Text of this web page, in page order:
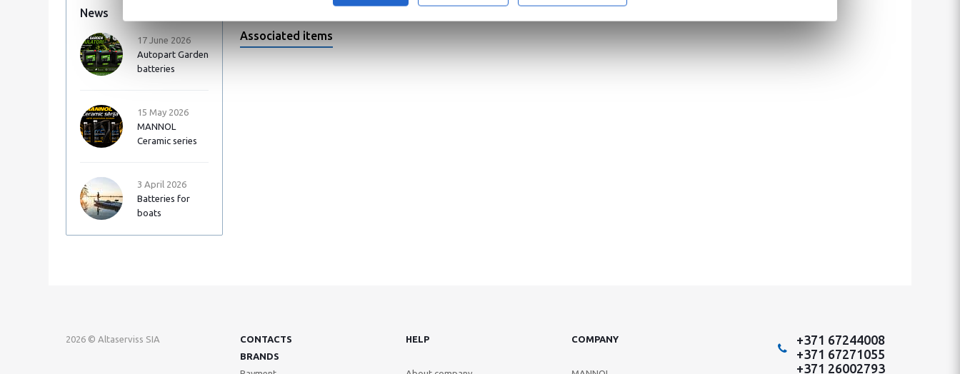
News
17 June 2026
Autopart Garden
batteries
15 May 2026
MANNOL
Ceramic series
3 April 2026
Batteries for
boats
Associated items
2026 © Altaserviss SIA CONTACTS HELP
COMPANY
BRANDS
+371 67244008
+371 67271055
+371 26002793